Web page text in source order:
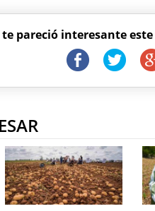
te pareció interesante